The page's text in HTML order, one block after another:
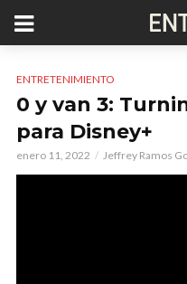
ENTRETENIMIENTO
0 y van 3:
para Disney+
enero 11, 2022 Jeffrey Ramos